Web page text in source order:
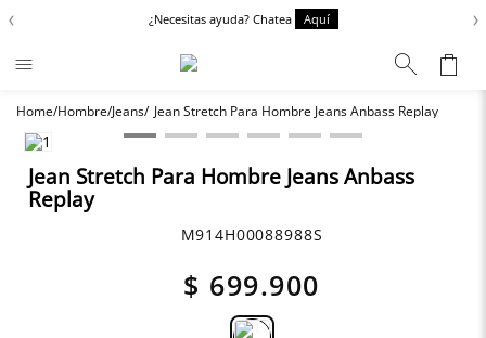
‹ ¿Necesitas ayuda? Chatea Aquí ›
Hombre Jeans Jean Stretch Para Hombre Jeans Anbass Replay
Jean Stretch Para Hombre Jeans Anbass
Replay
M914H00088988S
$ 699.900
Términos más buscados
1.
2. Chaquetas